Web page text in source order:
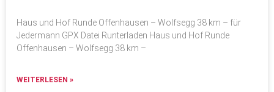
Haus und Hof Runde Offenhausen – Wolfsegg 38 km – für
Jedermann GPX Datei Runterladen Haus und Hof Runde
Offenhausen – Wolfsegg 38 km –
WEITERLESEN »